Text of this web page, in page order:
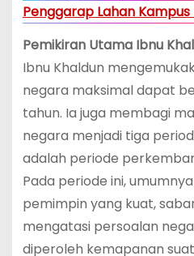
Penggarap Lahan Kampus
Pemikiran Utama Ibnu
Ibnu Khaldun
negara maksimal dapat
tahun. Ia juga membagi
negara menjadi tiga
adalah periode
Pada periode ini,
pemimpin yang kuat,
mengatasi persoalan
diperoleh kemapanan